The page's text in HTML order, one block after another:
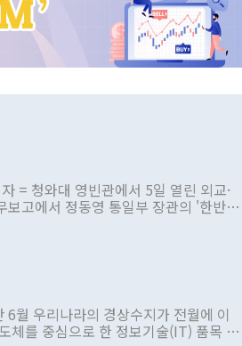
= 청와대 영빈관에서 5일 열린 외교·
보고에서 정동영 통일부 장관의 '한반도
은 사안을 정책으로 추진하겠다고 공
'이라는 비판을 내놨다. 그동안 정 장
빚은 적은 여러 번 있지만 대통령과 유
장을 표명한 것은 이례적이다. 정 장
월 우리나라의 경상수지가 전월에 이
체를 중심으로 한 정보기술(IT) 품목 수